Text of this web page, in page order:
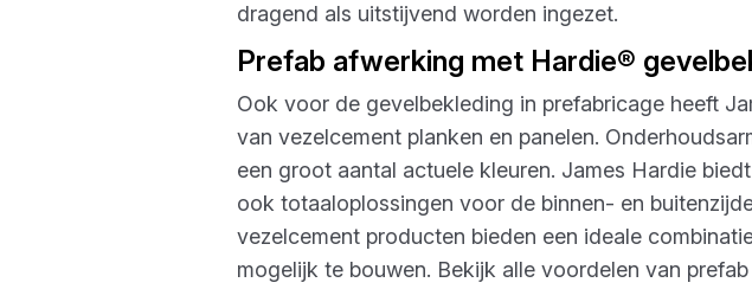
dragend als uitstijvend worden ingezet.
Prefab afwerking met Hardie®
Ook voor de gevelbekleding in prefabricage heeft
van vezelcement planken en panelen.
een groot aantal actuele kleuren. James Hardie
ook totaaloplossingen voor de binnen- en
vezelcement producten bieden een ideale
mogelijk te bouwen. Bekijk alle voordelen van